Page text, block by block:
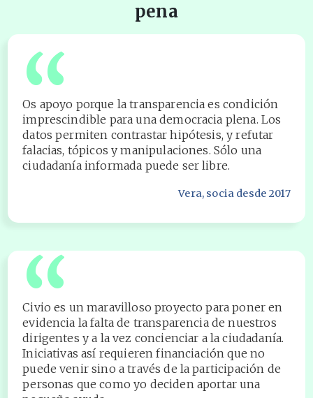
pena
“
Os apoyo porque la transparencia es condición
imprescindible para una democracia plena. Los
datos permiten contrastar hipótesis, y refutar
falacias, tópicos y manipulaciones. Sólo una
ciudadanía informada puede ser libre.
Vera, socia desde 2017
“
Civio es un maravilloso proyecto para poner en
evidencia la falta de transparencia de nuestros
dirigentes y a la vez concienciar a la ciudadanía.
Iniciativas así requieren financiación que no
puede venir sino a través de la participación de
personas que como yo deciden aportar una